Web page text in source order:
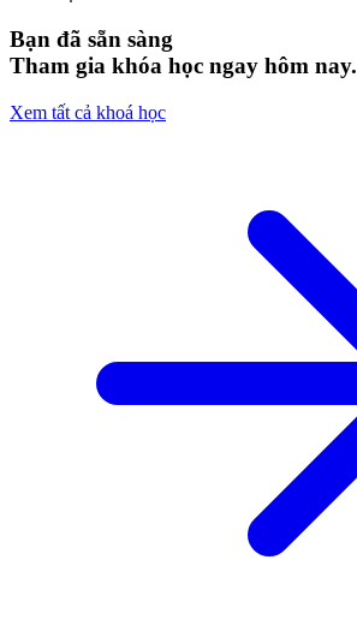
Bạn đã sẵn sàng
Tham gia khóa học ngay hôm nay.
Xem tất cả khoá học